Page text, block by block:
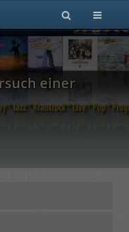
einer